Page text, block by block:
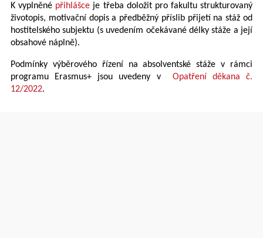
K vyplněné přihlášce je třeba doložit pro fakultu strukturovaný
životopis, motivační dopis a předběžný příslib přijetí na stáž od
hostitelského subjektu (s uvedením očekávané délky stáže a její
obsahové náplně).
Podmínky výběrového řízení na absolventské stáže v rámci
programu Erasmus+ jsou uvedeny v Opatření děkana č.
12/2022.